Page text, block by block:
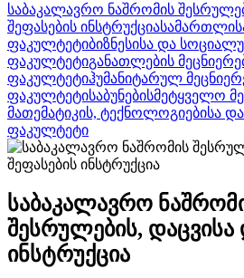
საბაკალავრო ნაშრომის
შეფასების ინსტრუქცია
ფაკულტეტიბიზნესისა და
ფაკულტეტიგანათლების
ფაკულტეტიჰუმანიტარულ
ფაკულტეტისაბუნებისმეტყველო
მათემატიკის, ტექნოლოგიებისა
ფაკულტეტი
საბაკალავრო
შესრულების, დაცვისა
ინსტრუქცია